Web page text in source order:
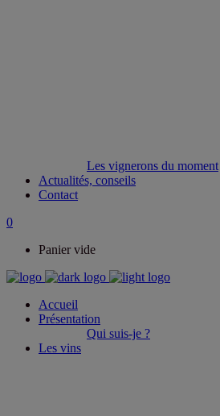
Les vignerons du moment
Actualités, conseils
Contact
0
Panier vide
Accueil
Présentation
Qui suis-je ?
Les vins